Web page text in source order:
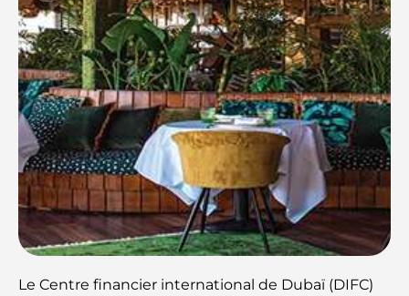
Le Centre financier international de Dubaï (DIFC)